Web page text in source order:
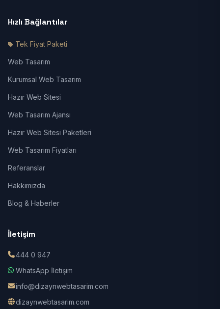
Hızlı Bağlantılar
Tek Fiyat Paketi
Web Tasarım
Kurumsal Web Tasarım
Hazır Web Sitesi
Web Tasarım Ajansı
Hazır Web Sitesi Paketleri
Web Tasarım Fiyatları
Referanslar
Hakkımızda
Blog & Haberler
İletişim
444 0 947
WhatsApp İletişim
info@dizaynwebtasarim.com
dizaynwebtasarim.com